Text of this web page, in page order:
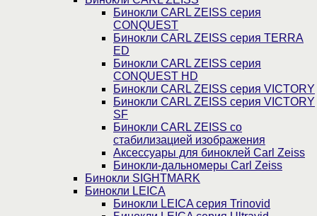
Бинокли CARL ZEISS серия
CONQUEST
Бинокли CARL ZEISS серия TERRA
ED
Бинокли CARL ZEISS серия
CONQUEST HD
Бинокли CARL ZEISS серия VICTORY
Бинокли CARL ZEISS серия VICTORY
SF
Бинокли CARL ZEISS со
стабилизацией изображения
Аксессуары для биноклей Carl Zeiss
Бинокли-дальномеры Carl Zeiss
Бинокли SIGHTMARK
Бинокли LEICA
Бинокли LEICA серия Trinovid